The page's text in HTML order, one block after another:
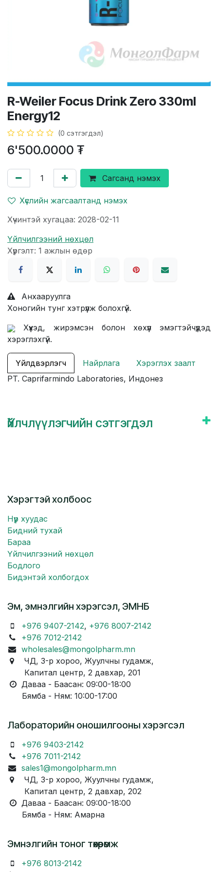
R-Weiler Focus Drink Zero 330ml
Energy12
(0 сэтгэгдэл)
6'500.0000 ₮
Сагсанд нэмэх
Хүслийн жагсаалтанд нэмэх
Хүчинтэй хугацаа: 2028-02-11
Үйлчилгээний нөхцөл
Хүргэлт: 1 ажлын өдөр
Анхааруулга
Хоногийн тунг хэтрүүлж болохгүй.
Хүүхэд, жирэмсэн болон хөхүүл эмэгтэйчүүдэд
хэрэглэхгүй.
Үйлдвэрлэгч Найрлага
Хэрэглэх заалт
PT. Caprifarmindo Laboratories, Индонез
Үйлчлүүлэгчийн сэтгэгдэл
Хэрэгтэй холбоос
Нүүр хуудас
Бидний тухай
Бараа
Үйлчилгээний нөхцөл
Бодлого
Бидэнтэй холбогдох
Эм, эмнэлгийн хэрэгсэл, ЭМНБ
+976 9407-2142, +976 8007-2142
+976 7012-2142
wholesales@mongolpharm.mn
ЧД, 3-р хороо, Жуулчны гудамж,
Капитал центр, 2 давхар, 201
Даваа - Баасан: 09:00-18:00
Бямба - Ням: 10:00-17:00
Лабораторийн оношилгооны хэрэгсэл
+976 9403-2142
+976 7011-2142
sales1@mongolpharm.mn
ЧД, 3-р хороо, Жуулчны гудамж,
Капитал центр, 2 давхар, 202
Даваа - Баасан: 09:00-18:00
Бямба - Ням: Амарна
Эмнэлгийн тоног төхөөрөмж
+976 8013-2142